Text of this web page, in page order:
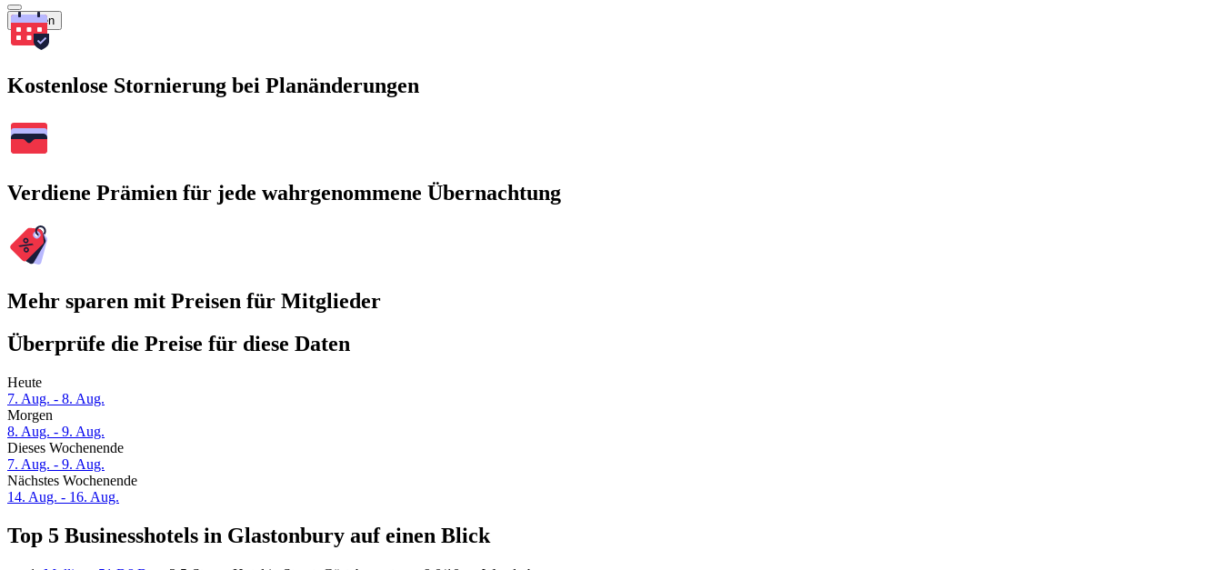
Suchen
Kostenlose Stornierung bei Planänderungen
Verdiene Prämien für jede wahrgenommene Übernachtung
Mehr sparen mit Preisen für Mitglieder
Überprüfe die Preise für diese Daten
Heute
7. Aug. - 8. Aug.
Morgen
8. Aug. - 9. Aug.
Dieses Wochenende
7. Aug. - 9. Aug.
Nächstes Wochenende
14. Aug. - 16. Aug.
Top 5 Businesshotels in Glastonbury auf einen Blick